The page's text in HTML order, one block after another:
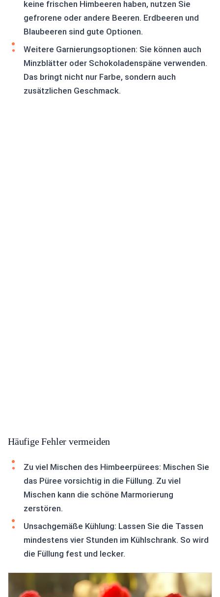
keine frischen Himbeeren haben, nutzen Sie
gefrorene oder andere Beeren. Erdbeeren und
Blaubeeren sind gute Optionen.
Weitere Garnierungsoptionen: Sie können auch
Minzblätter oder Schokoladenspäne verwenden.
Das bringt nicht nur Farbe, sondern auch
zusätzlichen Geschmack.
Häufige Fehler vermeiden
Zu viel Mischen des Himbeerpürees: Mischen Sie
das Püree vorsichtig in die Füllung. Zu viel
Mischen kann die schöne Marmorierung
zerstören.
Unsachgemäße Kühlung: Lassen Sie die Tassen
mindestens vier Stunden im Kühlschrank. So wird
die Füllung fest und lecker.